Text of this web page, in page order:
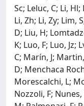
Sc; Leluc, C; Li, Hl;
Li, Zh; Li, Zy; Lim,
D; Liu, H;
K; Luo, F; Luo, Jz;
C; Marín, J;
D; Menchaca
Morescalchi, L;
Nozzoli, F;